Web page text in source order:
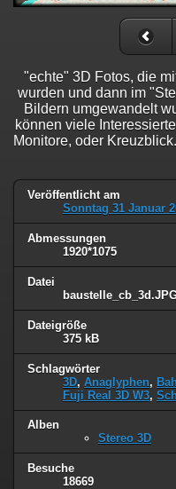
"echte" 3D Fotos, die
wurden und dann im
Bildern umgewandelt
können viele
Monitore, oder
Veröffentlicht am
Sonntag 31 Januar
Abmessungen
1920*1075
Datei
Dateigröße
375 kB
Schlagwörter
3D, Anaglyphen,
Fuji Real 3D W3,
Alben
Stereo 3D
Besuche
18669